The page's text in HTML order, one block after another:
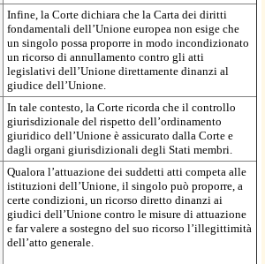
Infine, la Corte dichiara che la Carta dei diritti
fondamentali dell’Unione europea non esige che
un singolo possa proporre in modo incondizionato
un ricorso di annullamento contro gli atti
legislativi dell’Unione direttamente dinanzi al
giudice dell’Unione.
In tale contesto, la Corte ricorda che il controllo
giurisdizionale del rispetto dell’ordinamento
giuridico dell’Unione è assicurato dalla Corte e
dagli organi giurisdizionali degli Stati membri.
Qualora l’attuazione dei suddetti atti competa alle
istituzioni dell’Unione, il singolo può proporre, a
certe condizioni, un ricorso diretto dinanzi ai
giudici dell’Unione contro le misure di attuazione
e far valere a sostegno del suo ricorso l’illegittimità
dell’atto generale.